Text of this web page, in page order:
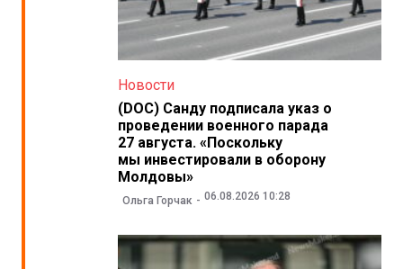
Новости
(DOC) Санду подписала указ о
проведении военного парада
27 августа. «Поскольку
мы инвестировали в оборону
Молдовы»
Ольга Горчак 06.08.2026 10:28